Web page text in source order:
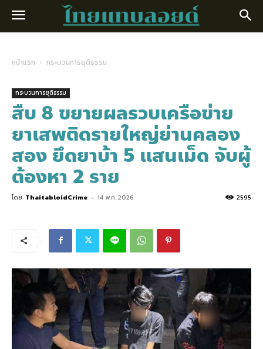
หน้าแรก กระบวนการยุติธรรม
กระบวนการยุติธรรม
สืบ 8 ขยายผลรวบเครือข่าย
ยาเสพติดรายใหญ่ย่านคลอง
สอง ยึดยาบ้า 5 แสนเม็ด จับผู้
ต้องหา 2 ราย
โดย ThaitabloidCrime - 14 พ.ค. 2026 2595